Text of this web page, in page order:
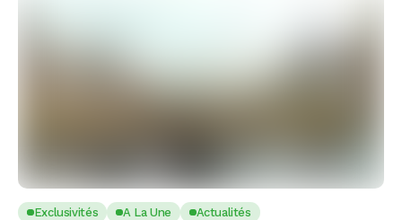
Exclusivités A La Une Actualités